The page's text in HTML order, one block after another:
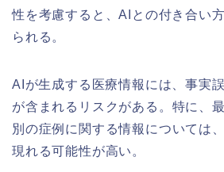
性を考慮すると、AIとの付き合い
られる。
AIが生成する医療情報には、事実
が含まれるリスクがある。特に、
別の症例に関する情報については
現れる可能性が高い。